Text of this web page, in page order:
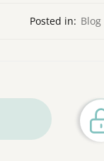
Posted in: Blog